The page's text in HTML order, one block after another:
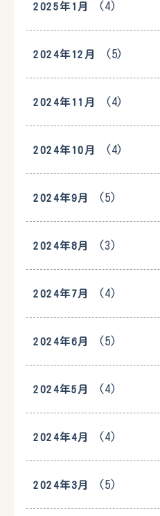
2025年1月 (4)
2024年12月 (5)
2024年11月 (4)
2024年10月 (4)
2024年9月 (5)
2024年8月 (3)
2024年7月 (4)
2024年6月 (5)
2024年5月 (4)
2024年4月 (4)
2024年3月 (5)